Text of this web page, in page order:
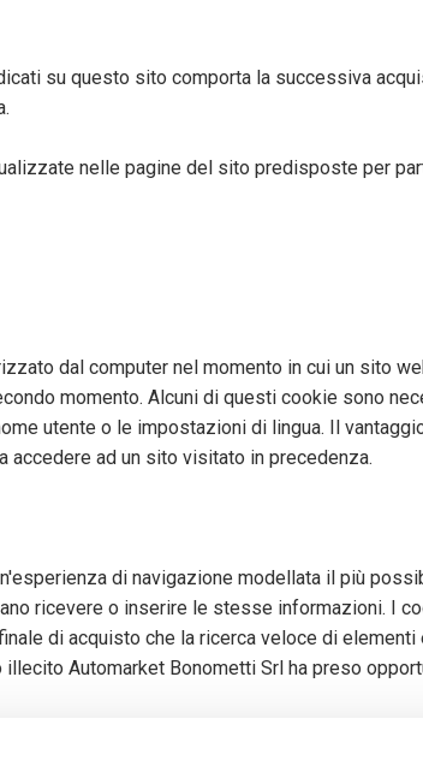
su questo sito comporta la successiva
nelle pagine del sito predisposte per
dal computer nel momento in cui un sito
momento. Alcuni di questi cookie sono
utente o le impostazioni di lingua. Il
ad un sito visitato in precedenza.
di navigazione modellata il più
ricevere o inserire le stesse informazioni. I
di acquisto che la ricerca veloce di
Automarket Bonometti Srl ha preso